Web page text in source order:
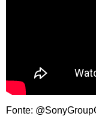
Fonte: